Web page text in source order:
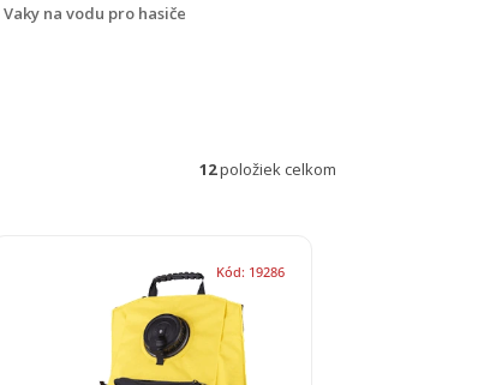
Vaky na vodu pro hasiče
12položiek celkom
Kód: 19286